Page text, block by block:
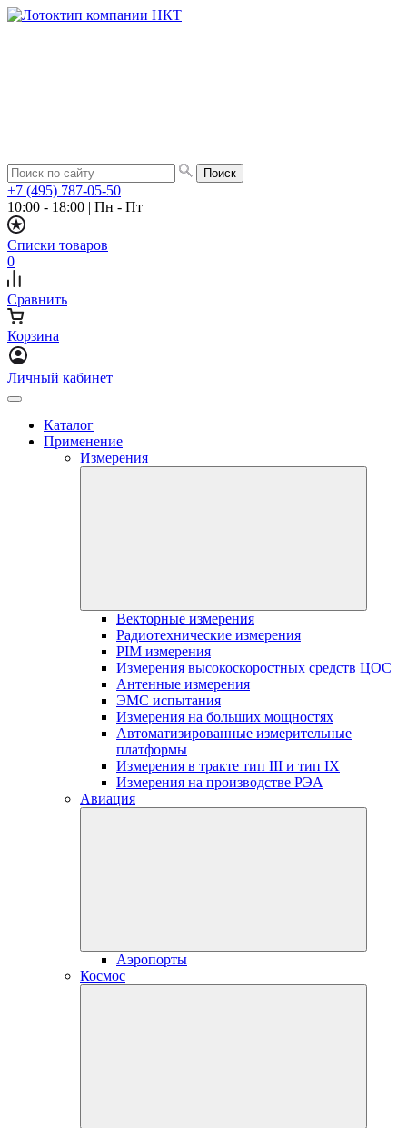
+7 (495) 787-05-50
10:00 - 18:00 | Пн - Пт
Списки товаров
0
Сравнить
Корзина
Личный кабинет
Каталог
Применение
Измерения
Векторные измерения
Радиотехнические измерения
PIM измерения
Измерения высокоскоростных средств ЦОС
Антенные измерения
ЭМС испытания
Измерения на больших мощностях
Автоматизированные измерительные
платформы
Измерения в тракте тип III и тип IX
Измерения на производстве РЭА
Авиация
Аэропорты
Космос